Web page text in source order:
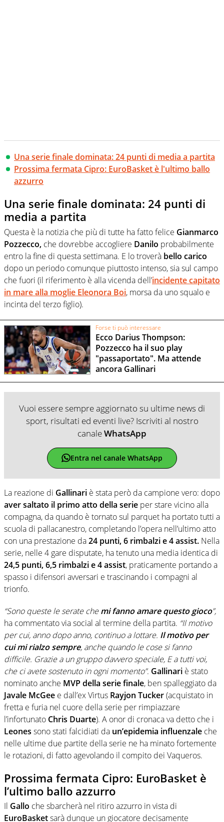
Una serie finale dominata: 24 punti di media a partita
Prossima fermata Cipro: EuroBasket è l'ultimo ballo
azzurro
Una serie finale dominata: 24 punti di
media a partita
Questa è la notizia che più di tutte ha fatto felice Gianmarco
Pozzecco, che dovrebbe accogliere Danilo probabilmente
entro la fine di questa settimana. E lo troverà bello carico
dopo un periodo comunque piuttosto intenso, sia sul campo
che fuori (il riferimento è alla vicenda dell’incidente capitato
in mare alla moglie Eleonora Boi, morsa da uno squalo e
incinta del terzo figlio).
Forse ti può interessare
Ecco Darius Thompson:
Pozzecco ha il suo play
"passaportato". Ma attende
ancora Gallinari
Vuoi essere sempre aggiornato su ultime news di
sport, risultati ed eventi live? Iscriviti al nostro
canaleWhatsApp
Entra nel canale WhatsApp
La reazione di Gallinari è stata però da campione vero: dopo
aver saltato il primo atto della serie per stare vicino alla
compagna, da quando è tornato sul parquet ha portato tutti a
scuola di pallacanestro, completando l’opera nell’ultimo atto
con una prestazione da24 punti, 6 rimbalzi e 4 assist. Nella
serie, nelle 4 gare disputate, ha tenuto una media identica di
24,5 punti, 6,5 rimbalzi e 4 assist, praticamente portando a
spasso i difensori avversari e trascinando i compagni al
trionfo.
“Sono queste le serate chemi fanno amare questo gioco”,
ha commentato via social al termine della partita. “Il motivo
per cui, anno dopo anno, continuo a lottare. Il motivo per
cui mi rialzo sempre, anche quando le cose si fanno
difficile. Grazie a un gruppo davvero speciale, E a tutti voi,
che ci avete sostenuto in ogni momento”. Gallinari è stato
nominato anche MVP della serie finale, ben spalleggiato da
Javale McGee e dall’ex Virtus Rayjon Tucker(acquistato in
fretta e furia nel cuore della serie per rimpiazzare
l’infortunato Chris Duarte). A onor di cronaca va detto che i
Leones sono stati falcidiati da un’epidemia influenzale che
nelle ultime due partite della serie ne ha minato fortemente
le rotazioni, di fatto agevolando il compito dei Vaqueros.
Prossima fermata Cipro: EuroBasket è
l’ultimo ballo azzurro
Il Gallo che sbarcherà nel ritiro azzurro in vista di
EuroBasketsarà dunque un giocatore decisamente